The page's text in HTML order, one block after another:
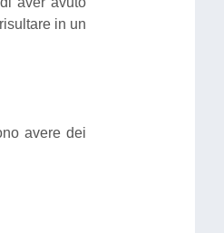
in un
avere dei